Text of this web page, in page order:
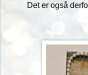
Det er også